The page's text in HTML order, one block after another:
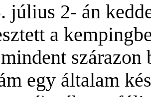
július 2- án
a
egy általam